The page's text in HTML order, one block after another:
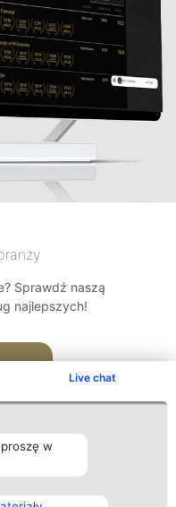
Live chat
w
Sprawdź naszą
najlepszych!
Kontakt